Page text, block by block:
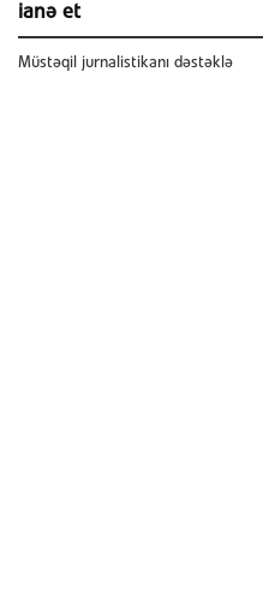
ianə et
Müstəqil jurnalistikanı dəstəklə